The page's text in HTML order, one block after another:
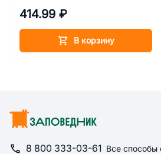
414.99 ₽
В корзину
8 800 333-03-61 Все способы